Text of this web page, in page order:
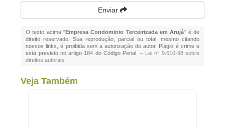
Enviar
O texto acima "Empresa Condominio Terceirizada em Arujá" é de
direito reservado. Sua reprodução, parcial ou total, mesmo citando
nossos links, é proibida sem a autorização do autor. Plágio é crime e
está previsto no artigo 184 do Código Penal. – Lei n° 9.610-98 sobre
direitos autorais
Veja Também